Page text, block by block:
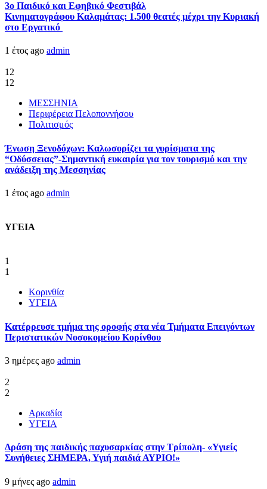
3ο Παιδικό και Εφηβικό Φεστιβάλ
Κινηματογράφου Καλαμάτας: 1.500 θεατές μέχρι την Κυριακή
στο Εργατικό
1 έτος ago admin
12
12
ΜΕΣΣΗΝΙΑ
Περιφέρεια Πελοποννήσου
Πολιτισμός
Ένωση Ξενοδόχων: Καλωσορίζει τα γυρίσματα της
“Οδύσσειας”-Σημαντική ευκαιρία για τον τουρισμό και την
ανάδειξη της Μεσσηνίας
1 έτος ago admin
ΥΓΕΙΑ
1
1
Κορινθία
ΥΓΕΙΑ
Kατέρρευσε τμήμα της οροφής στα νέα Τμήματα Επειγόντων
Περιστατικών Νοσοκομείου Κορίνθου
3 ημέρες ago admin
2
2
Αρκαδία
ΥΓΕΙΑ
Δράση της παιδικής παχυσαρκίας στην Τρίπολη- «Υγιείς
Συνήθειες ΣΗΜΕΡΑ, Υγιή παιδιά ΑΥΡΙΟ!»
9 μήνες ago admin